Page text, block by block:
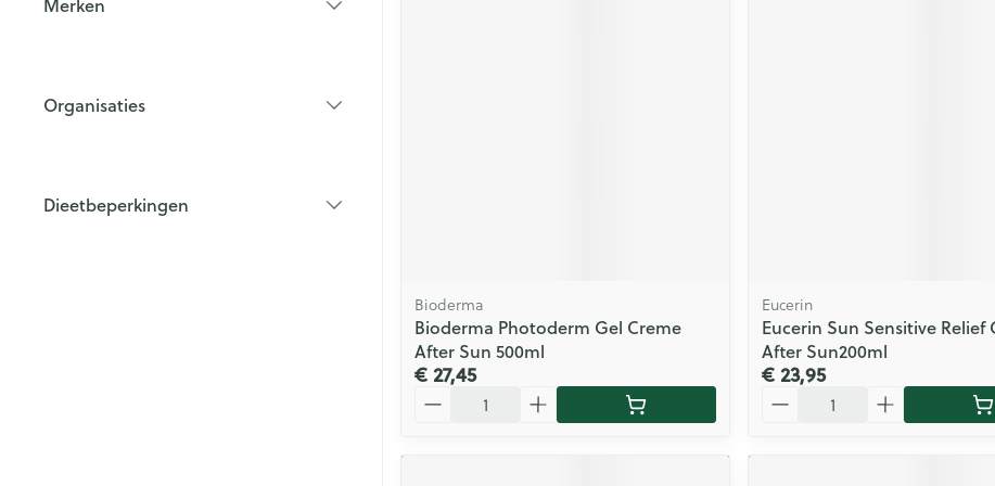
Organisaties
Dieetbeperkingen
Bioderma
Bioderma Photoderm Gel Creme
After Sun 500ml
€ 27,45
Eucerin
Eucerin Sun Sensitive Relief
After Sun200ml
€ 23,95